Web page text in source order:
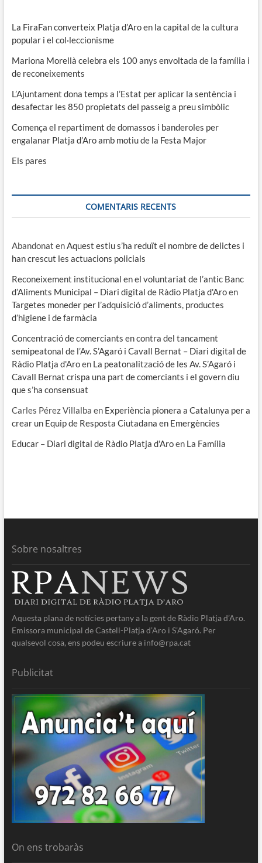
La FiraFan converteix Platja d’Aro en la capital de la cultura
popular i el col·leccionisme
Mariona Morellà celebra els 100 anys envoltada de la família i
de reconeixements
L’Ajuntament dona temps a l’Estat per aplicar la sentència i
desafectar les 850 propietats del passeig a preu simbòlic
Comença el repartiment de domassos i banderoles per
engalanar Platja d’Aro amb motiu de la Festa Major
Els pares
COMENTARIS RECENTS
Abandonat en Aquest estiu s’ha reduït el nombre de delictes i
han crescut les actuacions policials
Reconeixement institucional en el voluntariat de l’antic Banc
d’Aliments Municipal – Diari digital de Ràdio Platja d'Aroen
Targetes moneder per l’adquisició d’aliments, productes
d’higiene i de farmàcia
Concentració de comerciants en contra del tancament
semipeatonal de l’Av. S’Agaró i Cavall Bernat – Diari digital de
Ràdio Platja d'Aroen La peatonalització de les Av. S’Agaró i
Cavall Bernat crispa una part de comerciants i el govern diu
que s’ha consensuat
Carles Pérez Villalba en Experiència pionera a Catalunya per a
crear un Equip de Resposta Ciutadana en Emergències
Educar – Diari digital de Ràdio Platja d'Aroen La Família
Sobre nosaltres
Aquesta plana de notícies pertany a la gent de Ràdio Platja d’Aro.
Emissora municipal de Castell-Platja d’Aro i S’Agaró. Per
qualsevol cosa, ens podeu escriure a info@rpa.cat
Publicitat
On ens trobaràs